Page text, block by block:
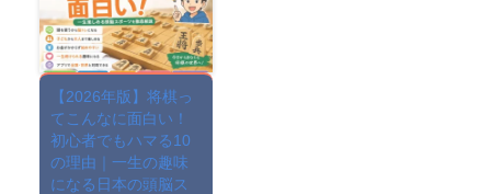
【2026年版】将棋っ
てこんなに面白い！
初心者でもハマる10
の理由｜一生の趣味
になる日本の頭脳ス